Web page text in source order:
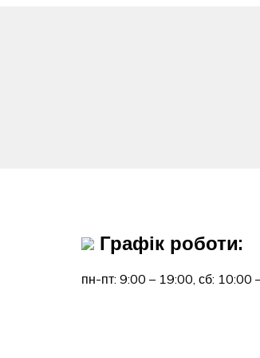
Графік роботи:
пн-пт: 9:00 – 19:00, сб: 10:00